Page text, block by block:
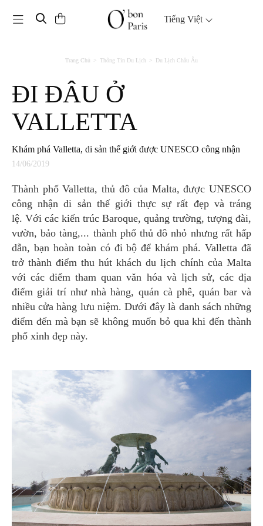
Toggle navigation Tiếng Việt
Trang Chủ Thông Tin Du Lịch Du Lịch Châu Âu
ĐI ĐÂU Ở
VALLETTA
Khám phá Valletta, di sản thế giới được UNESCO công nhận
14/06/2019
Thành phố Valletta, thủ đô của Malta, được UNESCO
công nhận di sản thế giới thực sự rất đẹp và tráng
lệ. Với các kiến trúc Baroque, quảng trường, tượng đài,
vườn, bảo tàng,... thành phố thủ đô nhỏ nhưng rất hấp
dẫn, bạn hoàn toàn có đi bộ để khám phá. Valletta đã
trở thành điểm thu hút khách du lịch chính của Malta
với các điểm tham quan văn hóa và lịch sử, các địa
điểm giải trí như nhà hàng, quán cà phê, quán bar và
nhiều cửa hàng lưu niệm. Dưới đây là danh sách những
điểm đến mà bạn sẽ không muốn bỏ qua khi đến thành
phố xinh đẹp này.